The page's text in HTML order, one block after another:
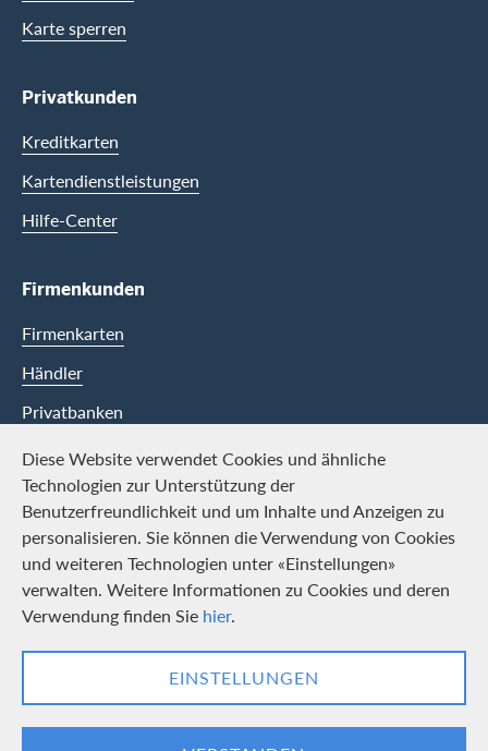
Diese Website verwendet Cookies und ähnliche
Technologien zur Unterstützung der
Benutzerfreundlichkeit und um Inhalte und Anzeigen zu
personalisieren. Sie können die Verwendung von Cookies
und weiteren Technologien unter «Einstellungen»
verwalten. Weitere Informationen zu Cookies und deren
Verwendung finden Sie hier.
EINSTELLUNGEN
Karte sperren
Privatkunden
Kreditkarten
Kartendienstleistungen
Hilfe-Center
Firmenkunden
Firmenkarten
Händler
Privatbanken
Swisscard
Karriere
Offene Stellen
Medien
LinkedInFacebook